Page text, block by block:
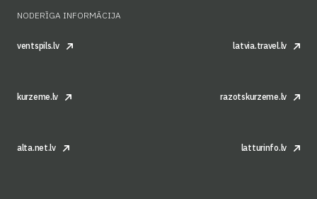
NODERĪGA INFORMĀCIJA
ventspils.lv latvia.travel.lv
kurzeme.lv razotskurzeme.lv
alta.net.lv latturinfo.lv